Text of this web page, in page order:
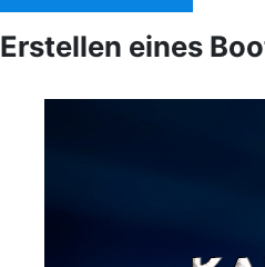
Erstellen eines